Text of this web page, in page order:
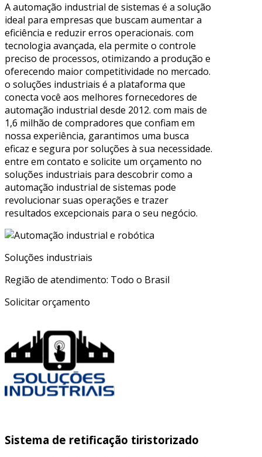
A automação industrial de sistemas é a solução
ideal para empresas que buscam aumentar a
eficiência e reduzir erros operacionais. com
tecnologia avançada, ela permite o controle
preciso de processos, otimizando a produção e
oferecendo maior competitividade no mercado.
o soluções industriais é a plataforma que
conecta você aos melhores fornecedores de
automação industrial desde 2012. com mais de
1,6 milhão de compradores que confiam em
nossa experiência, garantimos uma busca
eficaz e segura por soluções à sua necessidade.
entre em contato e solicite um orçamento no
soluções industriais para descobrir como a
automação industrial de sistemas pode
revolucionar suas operações e trazer
resultados excepcionais para o seu negócio.
Soluções industriais
Região de atendimento: Todo o Brasil
Solicitar orçamento
Sistema de retificação tiristorizado